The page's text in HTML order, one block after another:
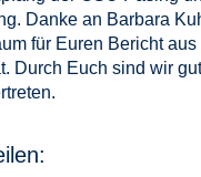
Danke an Barbara
für Euren Bericht
Durch Euch sind wir